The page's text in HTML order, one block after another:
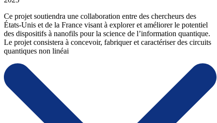
Ce projet soutiendra une collaboration entre des chercheurs des
États-Unis et de la France visant à explorer et améliorer le potentiel
des dispositifs à nanofils pour la science de l’information quantique.
Le projet consistera à concevoir, fabriquer et caractériser des circuits
quantiques non linéai